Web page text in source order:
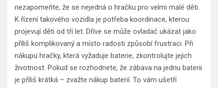
nezapomeňte, že se nejedná o hračku pro velmi malé děti.
K řízení takového vozidla je potřeba koordinace, kterou
projevují děti od tří let. Dříve se může ovladač ukázat jako
příliš komplikovaný a místo radosti způsobí frustraci. Při
nákupu hračky, která vyžaduje baterie, zkontrolujte jejich
životnost. Pokud se rozhodnete, že zábava na jednu baterii
je příliš krátká – zvažte nákup baterií. To vám ušetří